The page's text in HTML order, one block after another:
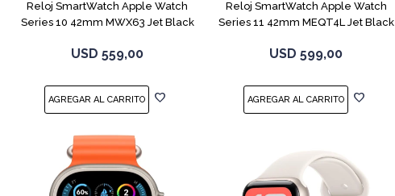
Reloj SmartWatch Apple Watch
Series 10 42mm MWX63 Jet Black
USD 559,00
Reloj SmartWatch Apple Watch
Series 11 42mm MEQT4L Jet Black
USD 599,00